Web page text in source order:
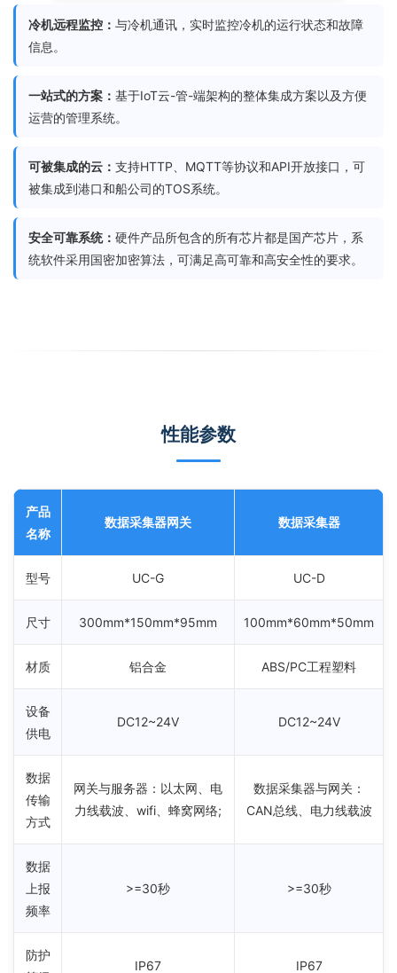
冷机远程监控： 与冷机通讯，实时监控冷机的运行状态和故障
信息。
一站式的方案： 基于IoT云-管-端架构的整体集成方案以及方便
运营的管理系统。
可被集成的云： 支持HTTP、MQTT等协议和API开放接口，可
被集成到港口和船公司的TOS系统。
安全可靠系统： 硬件产品所包含的所有芯片都是国产芯片，系
统软件采用国密加密算法，可满足高可靠和高安全性的要求。
性能参数
产品
名称
数据采集器网关 数据采集器
型号 UC-G UC-D
尺寸 300mm*150mm*95mm 100mm*60mm*50mm
材质 铝合金 ABS/PC工程塑料
设备
供电
DC12~24V DC12~24V
数据
传输
方式
网关与服务器：以太网、电
力线载波、wifi、蜂窝网络;
数据采集器与网关：
CAN总线、电力线载波
数据
上报
频率
>=30秒 >=30秒
防护
IP67 IP67